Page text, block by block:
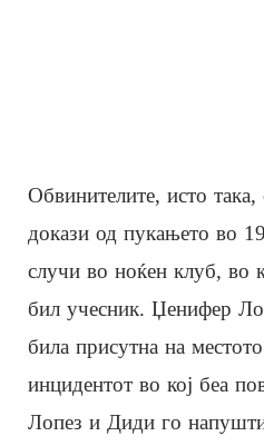
Обвинителите, исто така,
докази од пукањето во
случи во ноќен клуб, во
бил учесник. Џенифер
била присутна на
инцидентот во кој беа
Лопез и Диди го